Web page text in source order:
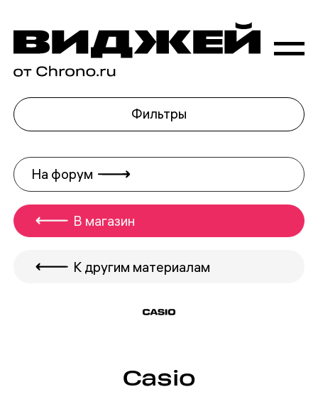
Фильтры
На форум
В магазин
К другим материалам
Casio